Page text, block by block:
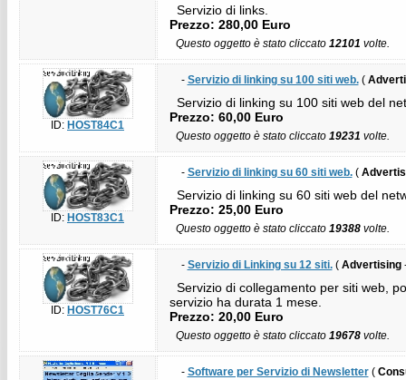
Servizio di links.
Prezzo: 280,00 Euro
Questo oggetto è stato cliccato 12101 volte.
ID: HOST84C1
- Servizio di linking su 100 siti web.(
Servizio di linking su 100 siti web del
Prezzo: 60,00 Euro
Questo oggetto è stato cliccato 19231 volte.
ID: HOST83C1
- Servizio di linking su 60 siti web.(
Servizio di linking su 60 siti web del
Prezzo: 25,00 Euro
Questo oggetto è stato cliccato 19388volte.
ID: HOST76C1
- Servizio di Linking su 12 siti.( Advertising
Servizio di collegamento per siti web,
servizio ha durata 1 mese.
Prezzo: 20,00 Euro
Questo oggetto è stato cliccato 19678volte.
- Software per Servizio di Newsletter(